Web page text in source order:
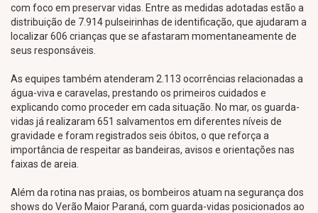
com foco em preservar vidas. Entre as medidas adotadas estão a
distribuição de 7.914 pulseirinhas de identificação, que ajudaram a
localizar 606 crianças que se afastaram momentaneamente de
seus responsáveis.​
As equipes também atenderam 2.113 ocorrências relacionadas a
água-viva e caravelas, prestando os primeiros cuidados e
explicando como proceder em cada situação. No mar, os guarda-
vidas já realizaram 651 salvamentos em diferentes níveis de
gravidade e foram registrados seis óbitos, o que reforça a
importância de respeitar as bandeiras, avisos e orientações nas
faixas de areia.​
Além da rotina nas praias, os bombeiros atuam na segurança dos
shows do Verão Maior Paraná, com guarda-vidas posicionados ao